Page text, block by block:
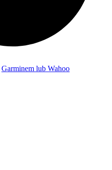
Garminem lub Wahoo